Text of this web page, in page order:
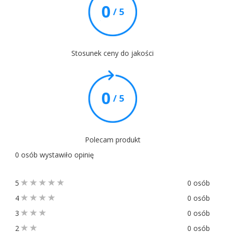
0 / 5
Stosunek ceny do jakości
0 / 5
Polecam produkt
0 osób wystawiło opinię
5
0 osób
4
0 osób
3
0 osób
2
0 osób